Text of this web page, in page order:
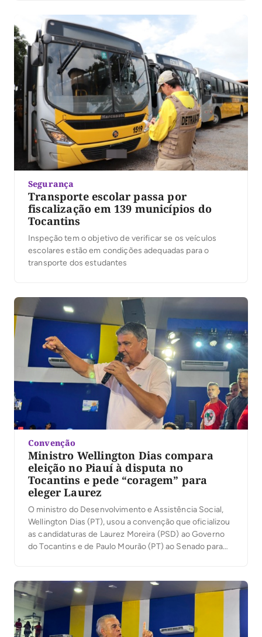
Segurança
Transporte escolar passa por
fiscalização em 139 municípios do
Tocantins
Inspeção tem o objetivo de verificar se os veículos
escolares estão em condições adequadas para o
transporte dos estudantes
Convenção
Ministro Wellington Dias compara
eleição no Piauí à disputa no
Tocantins e pede “coragem” para
eleger Laurez
O ministro do Desenvolvimento e Assistência Social,
Wellington Dias (PT), usou a convenção que oficializou
as candidaturas de Laurez Moreira (PSD) ao Governo
do Tocantins e de Paulo Mourão (PT) ao Senado para
4, em Palmas, ele afirmou que […]